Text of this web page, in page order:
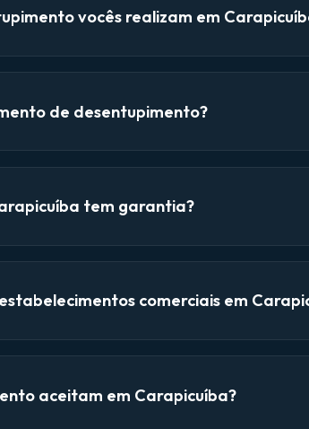
vocês realizam em
de desentupimento?
tem garantia?
comerciais em
aceitam em Carapicuíba?